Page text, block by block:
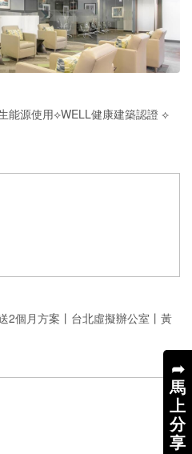
➦
馬
上
分
享
能源使用⟡WELL健康建築認證 ⟡
2個月方案丨台北虛擬辦公室丨黃